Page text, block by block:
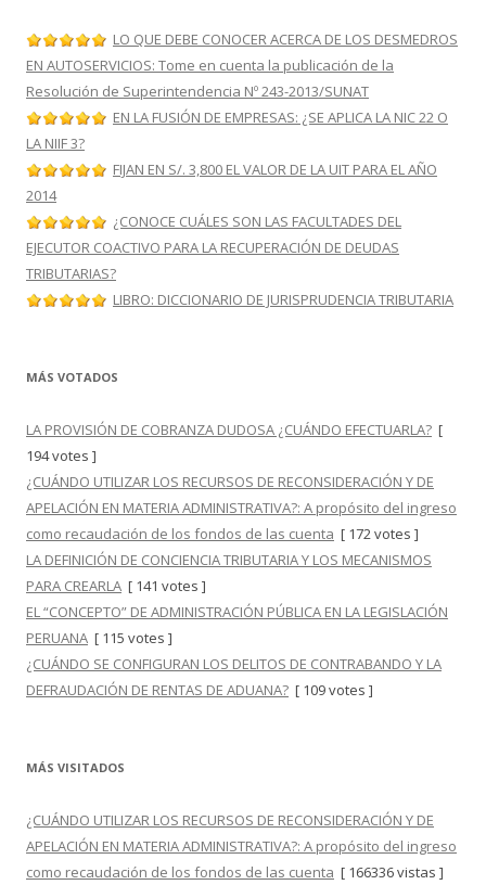
LO QUE DEBE CONOCER ACERCA DE LOS DESMEDROS
EN AUTOSERVICIOS: Tome en cuenta la publicación de la
Resolución de Superintendencia Nº 243-2013/SUNAT
EN LA FUSIÓN DE EMPRESAS: ¿SE APLICA LA NIC 22 O
LA NIIF 3?
FIJAN EN S/. 3,800 EL VALOR DE LA UIT PARA EL AÑO
2014
¿CONOCE CUÁLES SON LAS FACULTADES DEL
EJECUTOR COACTIVO PARA LA RECUPERACIÓN DE DEUDAS
TRIBUTARIAS?
LIBRO: DICCIONARIO DE JURISPRUDENCIA TRIBUTARIA
MÁS VOTADOS
LA PROVISIÓN DE COBRANZA DUDOSA ¿CUÁNDO EFECTUARLA? [
194 votes ]
¿CUÁNDO UTILIZAR LOS RECURSOS DE RECONSIDERACIÓN Y DE
APELACIÓN EN MATERIA ADMINISTRATIVA?: A propósito del ingreso
como recaudación de los fondos de las cuenta [ 172 votes ]
LA DEFINICIÓN DE CONCIENCIA TRIBUTARIA Y LOS MECANISMOS
PARA CREARLA [ 141 votes ]
EL “CONCEPTO” DE ADMINISTRACIÓN PÚBLICA EN LA LEGISLACIÓN
PERUANA [ 115 votes ]
¿CUÁNDO SE CONFIGURAN LOS DELITOS DE CONTRABANDO Y LA
DEFRAUDACIÓN DE RENTAS DE ADUANA? [ 109 votes ]
MÁS VISITADOS
¿CUÁNDO UTILIZAR LOS RECURSOS DE RECONSIDERACIÓN Y DE
APELACIÓN EN MATERIA ADMINISTRATIVA?: A propósito del ingreso
como recaudación de los fondos de las cuenta [ 166336 vistas ]